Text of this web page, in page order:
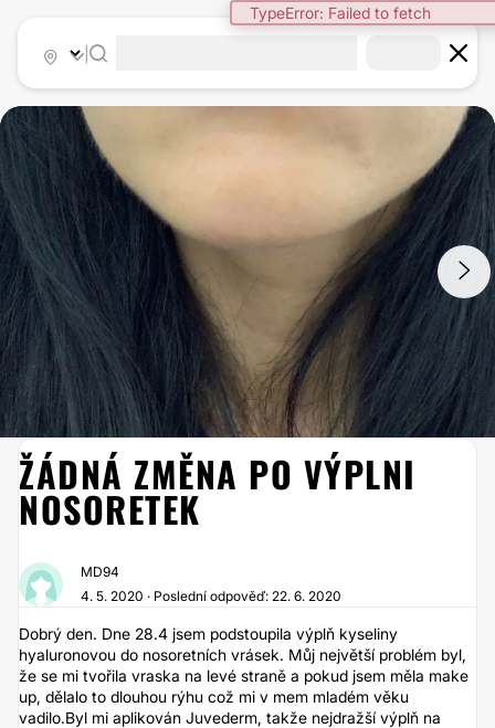
TypeError: Failed to fetch
KYSELINA HYALURONOVÁ
/2
ŽÁDNÁ ZMĚNA PO VÝPLNI
NOSORETEK
MD94
4. 5. 2020 · Poslední odpověď: 22. 6. 2020
Dobrý den. Dne 28.4 jsem podstoupila výplň kyseliny
hyaluronovou do nosoretních vrásek. Můj největší problém byl,
že se mi tvořila vraska na levé straně a pokud jsem měla make
up, dělalo to dlouhou rýhu což mi v mem mladém věku
vadilo.Byl mi aplikován Juvederm, takže nejdražší výplň na